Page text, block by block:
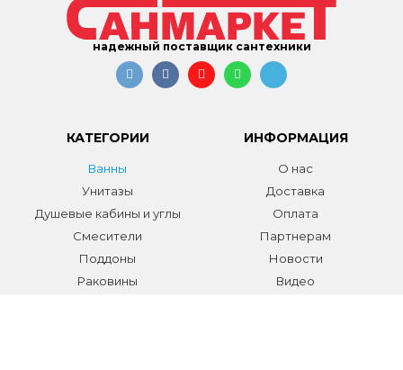
надежный поставщик сантехники
КАТЕГОРИИ
Ванны
Унитазы
Душевые кабины и углы
Смесители
Поддоны
Раковины
ИНФОРМАЦИЯ
О нас
Доставка
Оплата
Партнерам
Новости
Видео